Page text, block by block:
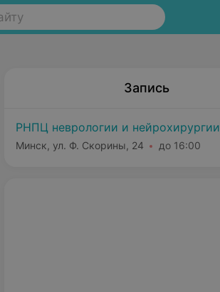
Запись
РНПЦ неврологии и нейрохирургии
Минск, ул. Ф. Скорины, 24 до 16:00